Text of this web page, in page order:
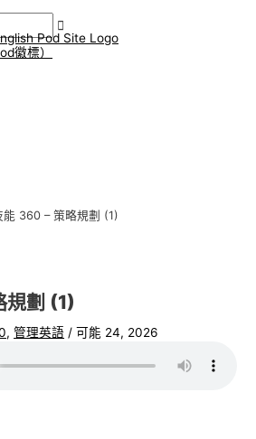
能 360 – 策略規劃 (1)
規劃 (1)
,管理英語 /可能 24, 2026